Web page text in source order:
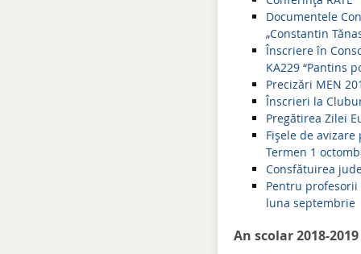
Documentele
„Constantin
Înscriere în
KA229 “Pantins
Precizări MEN
Înscrieri la
Pregătirea Zilei
Fişele de
Termen 1
Consfătuirea
Pentru profesorii
luna septembrie
An scolar 2018-2019